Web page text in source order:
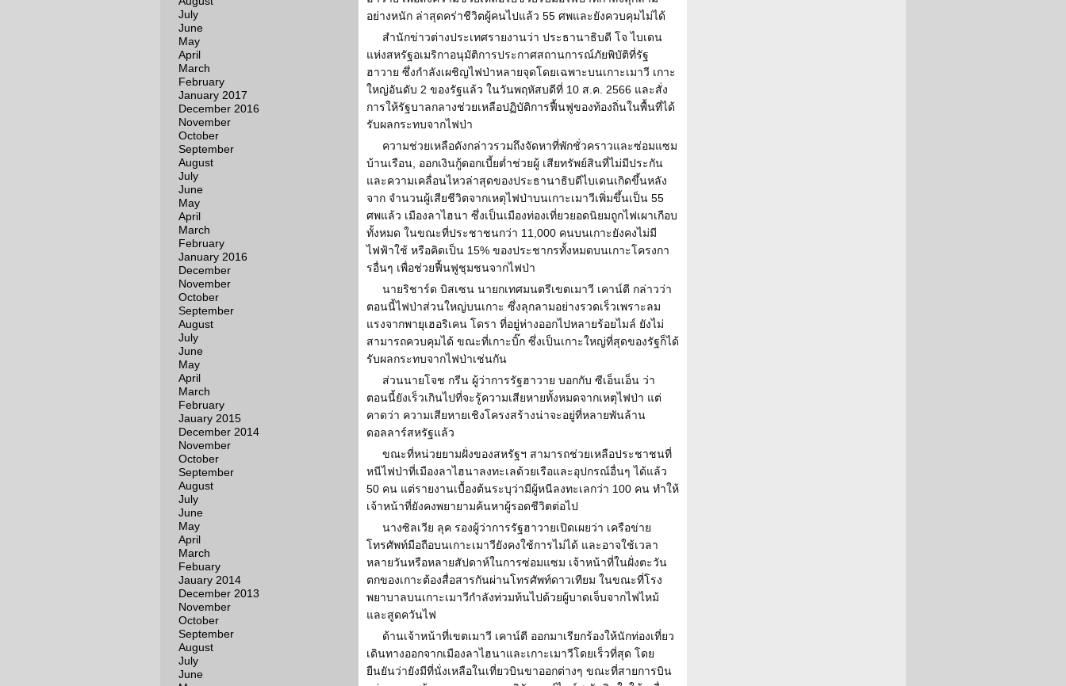
July
June
May
April
March
February
January 2017
December 2016
November
October
September
August
July
June
May
April
March
February
January 2016
December
November
October
September
August
July
June
May
April
March
February
Jauary 2015
December 2014
November
October
September
August
July
June
May
April
March
Febuary
Jauary 2014
December 2013
November
October
September
August
July
June
อย่างหนัก ล่าสุดคร่าชีวิตผู้คนไปแล้ว 55 ศพและยังควบคุมไม่ได้
สำนักข่าวต่างประเทศรายงานว่า ประธานาธิบดี โจ ไบเดน
แห่งสหรัฐอเมริกาอนุมัติการประกาศสถานการณ์ภัยพิบัติที่รัฐ
ฮาวาย ซึ่งกำลังเผชิญไฟป่าหลายจุดโดยเฉพาะบนเกาะเมาวี เกาะ
ใหญ่อันดับ 2 ของรัฐแล้ว ในวันพฤหัสบดีที่ 10 ส.ค. 2566 และสั่ง
การให้รัฐบาลกลางช่วยเหลือปฏิบัติการฟื้นฟูของท้องถิ่นในพื้นที่ได้
รับผลกระทบจากไฟป่า
ความช่วยเหลือดังกล่าวรวมถึงจัดหาที่พักชั่วคราวและซ่อมแซม
บ้านเรือน, ออกเงินกู้ดอกเบี้ยต่ำช่วยผู้ เสียทรัพย์สินที่ไม่มีประกัน
และความเคลื่อนไหวล่าสุดของประธานาธิบดีไบเดนเกิดขึ้นหลัง
จาก จำนวนผู้เสียชีวิตจากเหตุไฟป่าบนเกาะเมาวีเพิ่มขึ้นเป็น 55
ศพแล้ว เมืองลาไฮนา ซึ่งเป็นเมืองท่องเที่ยวยอดนิยมถูกไฟเผาเกือบ
ทั้งหมด ในขณะที่ประชาชนกว่า 11,000 คนบนเกาะยังคงไม่มี
ไฟฟ้าใช้ หรือคิดเป็น 15% ของประชากรทั้งหมดบนเกาะโครงกา
รอื่นๆ เพื่อช่วยฟื้นฟูชุมชนจากไฟป่า
นายริชาร์ด บิสเซน นายกเทศมนตรีเขตเมาวี เคาน์ตี กล่าวว่า
ตอนนี้ไฟป่าส่วนใหญ่บนเกาะ ซึ่งลุกลามอย่างรวดเร็วเพราะลม
แรงจากพายุเฮอริเคน โดรา ที่อยู่ห่างออกไปหลายร้อยไมล์ ยังไม่
สามารถควบคุมได้ ขณะที่เกาะบิ๊ก ซึ่งเป็นเกาะใหญ่ที่สุดของรัฐก็ได้
รับผลกระทบจากไฟป่าเช่นกัน
ส่วนนายโจช กรีน ผู้ว่าการรัฐฮาวาย บอกกับ ซีเอ็นเอ็น ว่า
ตอนนี้ยังเร็วเกินไปที่จะรู้ความเสียหายทั้งหมดจากเหตุไฟป่า แต่
คาดว่า ความเสียหายเชิงโครงสร้างน่าจะอยู่ที่หลายพันล้าน
ดอลลาร์สหรัฐแล้ว
ขณะที่หน่วยยามฝั่งของสหรัฐฯ สามารถช่วยเหลือประชาชนที่
หนีไฟป่าที่เมืองลาไฮนาลงทะเลด้วยเรือและอุปกรณ์อื่นๆ ได้แล้ว
50 คน แต่รายงานเบื้องต้นระบุว่ามีผู้หนีลงทะเลกว่า 100 คน ทำให้
เจ้าหน้าที่ยังคงพยายามค้นหาผู้รอดชีวิตต่อไป
นางซิลเวีย ลุค รองผู้ว่าการรัฐฮาวายเปิดเผยว่า เครือข่าย
โทรศัพท์มือถือบนเกาะเมาวียังคงใช้การไม่ได้ และอาจใช้เวลา
หลายวันหรือหลายสัปดาห์ในการซ่อมแซม เจ้าหน้าที่ในฝั่งตะวัน
ตกของเกาะต้องสื่อสารกันผ่านโทรศัพท์ดาวเทียม ในขณะที่โรง
พยาบาลบนเกาะเมาวีกำลังท่วมท้นไปด้วยผู้บาดเจ็บจากไฟไหม้
และสูดควันไฟ
ด้านเจ้าหน้าที่เขตเมาวี เคาน์ตี ออกมาเรียกร้องให้นักท่องเที่ยว
เดินทางออกจากเมืองลาไฮนาและเกาะเมาวีโดยเร็วที่สุด โดย
ยืนยันว่ายังมีที่นั่งเหลือในเที่ยวบินขาออกต่างๆ ขณะที่สายการบิน